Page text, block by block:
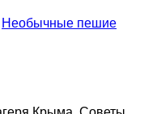
Необычные пешие